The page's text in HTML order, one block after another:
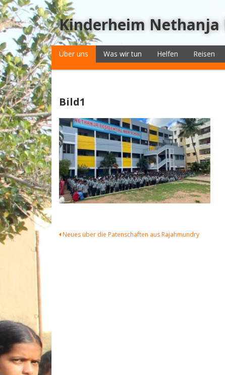
Kinderheim Nethanja
Über uns Was wir tun Helfen Reisen
Bild1
Beitragsnavigation
Neues über die Patenschaften aus Rajahmundry